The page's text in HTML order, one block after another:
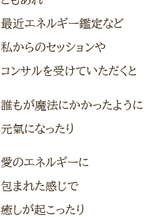
最近エネルギー鑑定など
私からのセッションや
コンサルを受けていただくと
誰もが魔法にかかったように
元氣になったり
愛のエネルギーに
包まれた感じで
癒しが起こったり